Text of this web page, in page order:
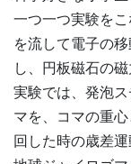
一つ一つ実験を
を流して電子の
し、円板磁石の
実験では、発泡
マを、コマの重
回した時の歳差